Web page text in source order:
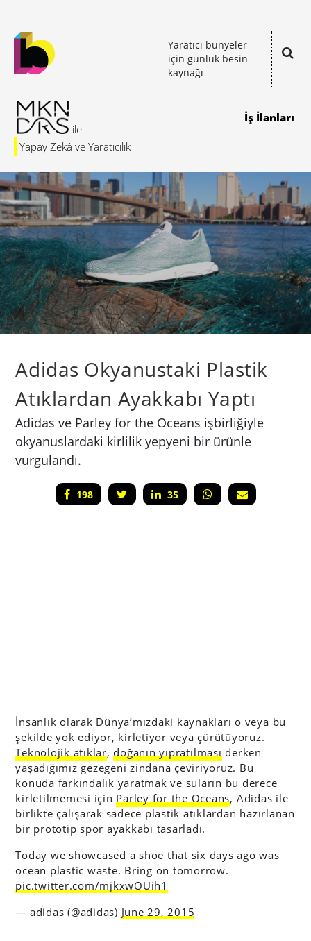
Yaratıcı bünyeler
için günlük besin
kaynağı
Yapay Zekâ ve Yaratıcılık
İş İlanları
Adidas Okyanustaki Plastik
Atıklardan Ayakkabı Yaptı
Adidas ve Parley for the Oceans işbirliğiyle
okyanuslardaki kirlilik yepyeni bir ürünle
vurgulandı.
198 35
İnsanlık olarak Dünya’mızdaki kaynakları o veya bu
şekilde yok ediyor, kirletiyor veya çürütüyoruz.
Teknolojik atıklar, doğanın yıpratılması derken
yaşadığımız gezegeni zindana çeviriyoruz. Bu
konuda farkındalık yaratmak ve suların bu derece
kirletilmemesi için Parley for the Oceans, Adidas ile
birlikte çalışarak sadece plastik atıklardan hazırlanan
bir prototip spor ayakkabı tasarladı.
Today we showcased a shoe that six days ago was
ocean plastic waste. Bring on tomorrow.
pic.twitter.com/mjkxwOUih1
— adidas (@adidas) June 29, 2015